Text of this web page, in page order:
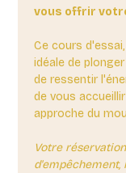
vous offrir
Ce cours
idéale de
de ressentir
de vous
approche du
Votre